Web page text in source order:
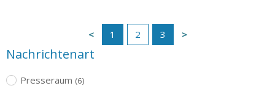
1 2 3
Nachrichtenart
Presseraum (6)